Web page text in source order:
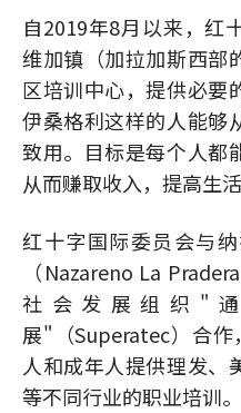
自2019年8月以来，红
维加镇（加拉加斯西部
区培训中心，提供必要
伊桑格利这样的人能够
致用。目标是每个人都
从而赚取收入，提高生活
红十字国际委员会与
（Nazareno La
社会发展组织"
展"（Superatec）合作
人和成年人提供理发、
等不同行业的职业培训。